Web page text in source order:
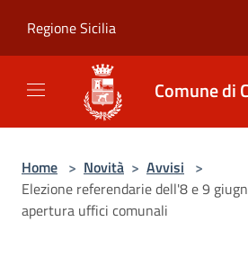
Regione Sicilia
Comune di
Home > Novità > Avvisi >
Elezione referendarie dell'8 e 9
apertura uffici comunali